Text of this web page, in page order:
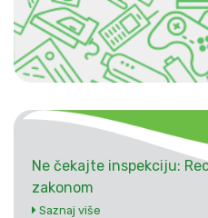
Ne čekajte inspekciju:
zakonom
Saznaj više